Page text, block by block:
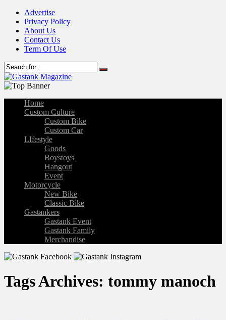
Advertise
Privacy Policy
About Us
Contact Us
Term Of Use
Home
Custom Culture
Custom Bike
Custom Car
LIfestyle
Goods
Boystoys
Hangout
Event
Motorcycle
New Bike
Classic Bike
Gastankers
Gastank Event
Gastank Family
Merchandise
Tags Archives: tommy manoch